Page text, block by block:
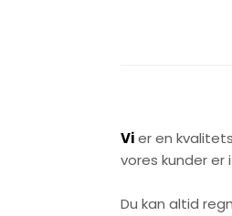
​​Vier en
vores kunder er
Du kan altid